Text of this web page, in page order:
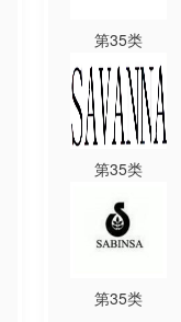
第35类
第35类
第35类